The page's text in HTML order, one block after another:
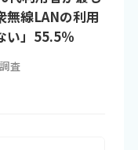
無線LANの利用
い」55.5％
査